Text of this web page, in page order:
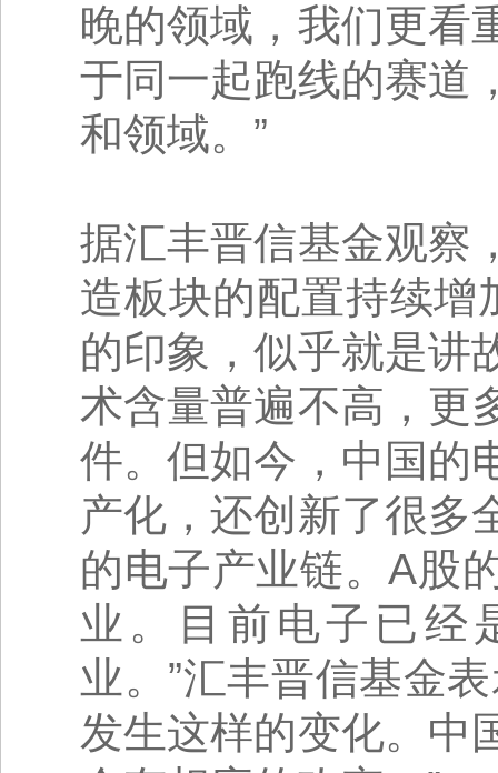
晚的领域，我们更看
于同一起跑线的赛道
和领域。”
据汇丰晋信基金观察
造板块的配置持续增
的印象，似乎就是讲
术含量普遍不高，更
件。但如今，中国的
产化，还创新了很多
的电子产业链。A股
业。目前电子已经
业。”汇丰晋信基金
发生这样的变化。中